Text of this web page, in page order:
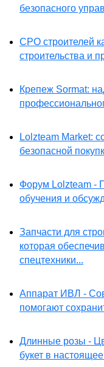
безопасного
СРО строителей
строительства и
Крепеж Sormat:
Lolzteam Market:
безопасной
Форум Lolzteam -
обучения и
Запчасти для
которая
спецтехники...
Аппарат ИВЛ -
помогают
Длинные розы -
букет в